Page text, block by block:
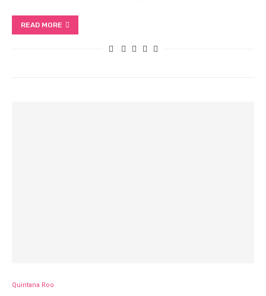
READ MORE
Quintana Roo